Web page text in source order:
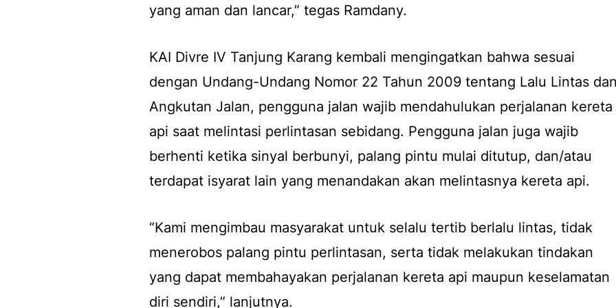
yang aman dan lancar,” tegas Ramdany.
KAI Divre IV Tanjung Karang kembali mengingatkan bahwa sesuai
dengan Undang-Undang Nomor 22 Tahun 2009 tentang Lalu Lintas
Angkutan Jalan, pengguna jalan wajib mendahulukan perjalanan kereta
api saat melintasi perlintasan sebidang. Pengguna jalan juga wajib
berhenti ketika sinyal berbunyi, palang pintu mulai ditutup, dan/atau
terdapat isyarat lain yang menandakan akan melintasnya kereta api.
“Kami mengimbau masyarakat untuk selalu tertib berlalu lintas, tidak
menerobos palang pintu perlintasan, serta tidak melakukan tindakan
yang dapat membahayakan perjalanan kereta api maupun keselamatan
diri sendiri,” lanjutnya.